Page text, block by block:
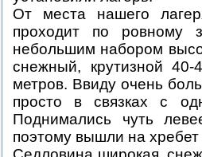
От места нашего
проходит по ровному
небольшим набором
снежный, крутизной
метров. Ввиду очень
просто в связках с
Поднимались чуть
поэтому вышли на